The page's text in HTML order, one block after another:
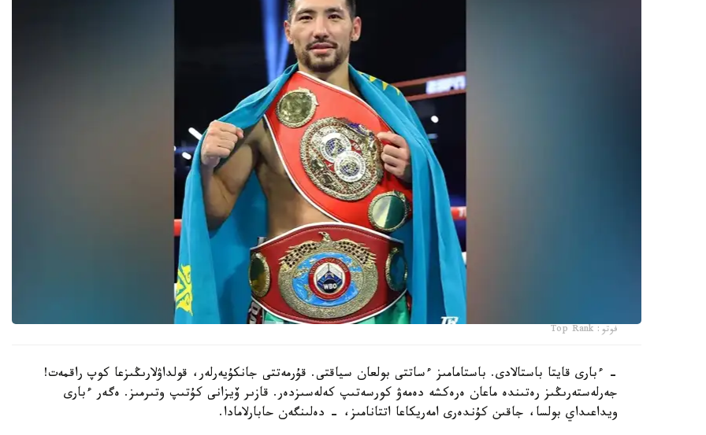
فوتو: Top Rank
- ءبارى قايتا باستالادى. باستامامىز ءساتتى بولعان سياقتى. قۇرمەتتى جانكۇيەرلەر، قولداۋلارىڭىزعا كوپ راقمەت!
جەرلەستەرىڭىز رەتىندە ماعان ەرەكشە دەمەۋ كورسەتىپ كەلەسىزدەر. قازىر ۆيزانى كۇتىپ وتىرمىز. ەگەر ءبارى
ويداعىداي بولسا، جاقىن كۇندەرى امەريكاعا اتتانامىز، - دەلىنگەن حابارلامادا.